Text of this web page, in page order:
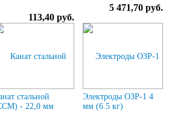
113,40 руб.
5 471,70 руб.
стальной
- 22,0 мм
Электроды ОЗР-1 4
мм (6.5 кг)